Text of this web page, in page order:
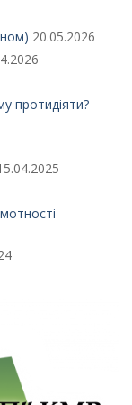
20.05.2026
протидіяти?